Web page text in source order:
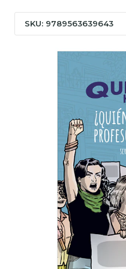
SKU: 9789563639643